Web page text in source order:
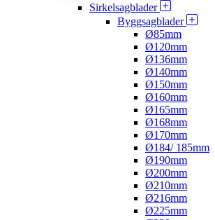
Sirkelsagblader
Byggsagblader
Ø85mm
Ø120mm
Ø136mm
Ø140mm
Ø150mm
Ø160mm
Ø165mm
Ø168mm
Ø170mm
Ø184/ 185mm
Ø190mm
Ø200mm
Ø210mm
Ø216mm
Ø225mm